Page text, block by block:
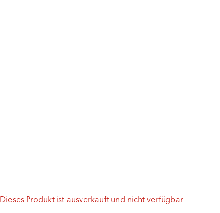
Dieses Produkt ist ausverkauft und nicht verfügbar